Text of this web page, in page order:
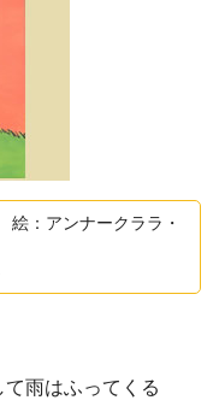
：アンナークララ・
雨はふってくる